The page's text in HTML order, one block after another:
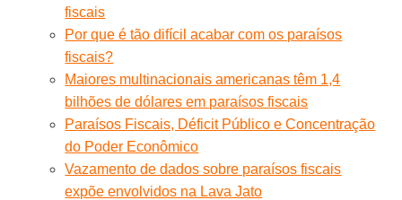
fiscais
Por que é tão difícil acabar com os paraísos
fiscais?
Maiores multinacionais americanas têm 1,4
bilhões de dólares em paraísos fiscais
Paraísos Fiscais, Déficit Público e Concentração
do Poder Econômico
Vazamento de dados sobre paraísos fiscais
expõe envolvidos na Lava Jato